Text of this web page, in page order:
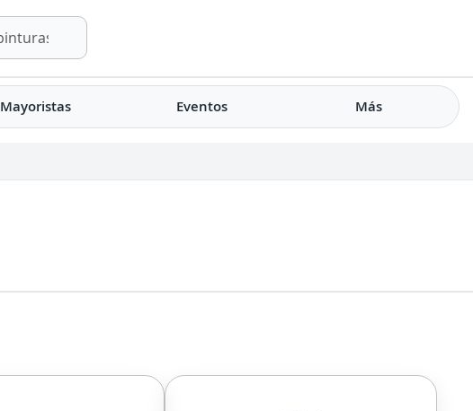
Mayoristas Eventos Más